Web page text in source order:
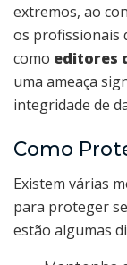
extremos, ao
os profissionais
como editores
uma ameaça
integridade de
Como
Existem várias
para proteger
estão algumas